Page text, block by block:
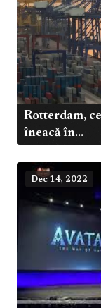
Rotterdam,
îneacă în...
Dec 14, 2022